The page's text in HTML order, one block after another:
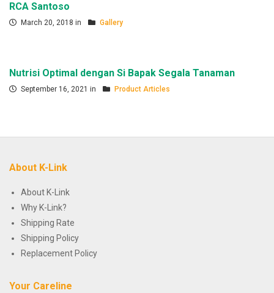
RCA Santoso
March 20, 2018 in Gallery
Nutrisi Optimal dengan Si Bapak Segala Tanaman
September 16, 2021 in Product Articles
About K-Link
About K-Link
Why K-Link?
Shipping Rate
Shipping Policy
Replacement Policy
Your Careline